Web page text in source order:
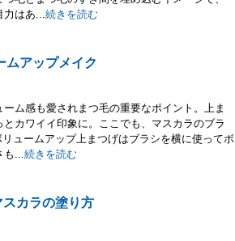
力はあ...続きを読む
ムアップメイク
ム感も愛されまつ毛の重要なポイント。上ま
カワイイ印象に。ここでも、マスカラのブラ
ュームアップ上まつげはブラシを横に使ってボ
も...続きを読む
カラの塗り方